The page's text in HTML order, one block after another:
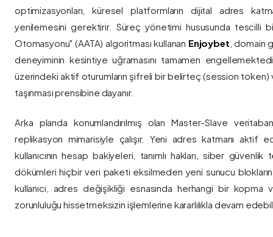
optimizasyonları, küresel platformların dijital adres
yenilemesini gerektirir. Süreç yönetimi hususunda tescilli
Otomasyonu" (AATA) algoritması kullanan Enjoybet , domain
deneyiminin kesintiye uğramasını tamamen
üzerindeki aktif oturumların şifreli bir belirteç (session token)
taşınması prensibine dayanır.
Arka planda konumlandırılmış olan Master-Slave
replikasyon mimarisiyle çalışır. Yeni adres katmanı aktif
kullanıcının hesap bakiyeleri, tanımlı hakları, siber
dökümleri hiçbir veri paketi eksilmeden yeni sunucu
kullanıcı, adres değişikliği esnasında herhangi bir
zorunluluğu hissetmeksizin işlemlerine kararlılıkla devam